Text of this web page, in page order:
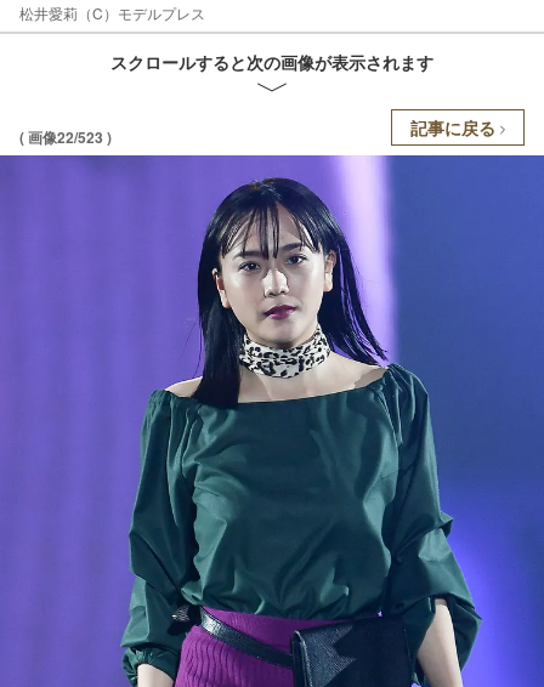
松井愛莉（C）モデルプレス
スクロールすると次の画像が表示されます
( 画像22/523 ) 記事に戻る